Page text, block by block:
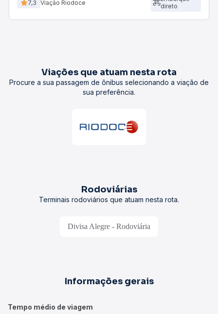
7,3 Viação Riodoce
direto
Viações que atuam nesta rota
Procure a sua passagem de ônibus selecionando a viação de
sua preferência.
Rodoviárias
Terminais rodoviários que atuam nesta rota.
Divisa Alegre - Rodoviária
Informações gerais
Tempo médio de viagem